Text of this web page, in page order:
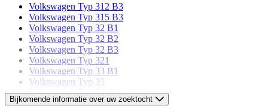
Volkswagen Typ 312 B3
Volkswagen Typ 315 B3
Volkswagen Typ 32 B1
Volkswagen Typ 32 B2
Volkswagen Typ 32 B3
Volkswagen Typ 321
Volkswagen Typ 33 B1
Volkswagen Typ 35
Volkswagen Typ 3A B4
Volkswagen Typ 3B B5
Bijkomende informatie over uw zoektocht